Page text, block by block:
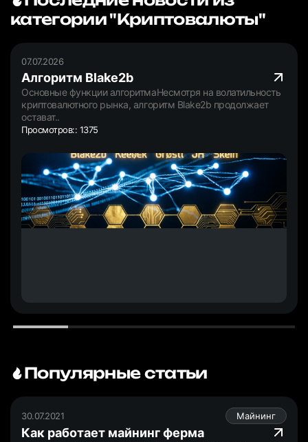
категории "Криптовалюты"
07.07.2026
Алгоритм Blake2b
Основные функции алгоритмаНесмотря на волатильность
криптовалютного рынка, алгоритм Blake2b продолжает
остават..
Просмотров:: 1375
Популярные статьи
30.07.2021 Майнинг
Как работает майнинг ферма